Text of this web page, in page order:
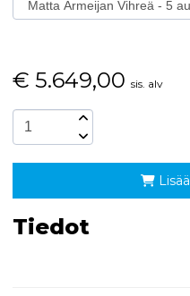
€ 5.649,00 sis. alv
Tiedot